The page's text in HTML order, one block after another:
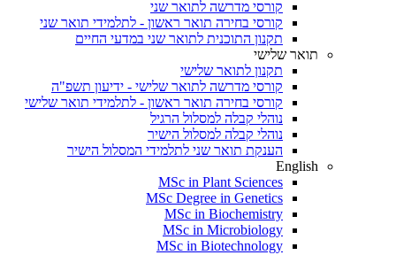
קורסי מדרשה לתואר שני
קורסי בחירה תואר ראשון - לתלמידי תואר שני
תקנון התוכנית לתואר שני במדעי החיים
תואר שלישי
תקנון לתואר שלישי
קורסי מדרשה לתואר שלישי - ידיעון תשפ"ה
קורסי בחירה תואר ראשון - לתלמידי תואר שלישי
נוהלי קבלה למסלול הרגיל
נוהלי קבלה למסלול הישיר
הענקת תואר שני לתלמידי המסלול הישיר
English
MSc in Plant Sciences
MSc Degree in Genetics
MSc in Biochemistry
MSc in Microbiology
MSc in Biotechnology